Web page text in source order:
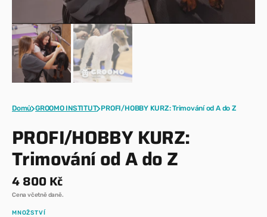
Domů GROOMO INSTITUT PROFI/HOBBY KURZ: Trimování od A do Z
PROFI/HOBBY KURZ:
Trimování od A do Z
Běžná
cena
4 800 Kč
Cena včetně daně.
MNOŽSTVÍ